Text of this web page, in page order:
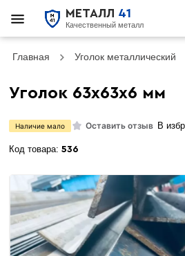
МЕТАЛЛ 41
Качественный металл
Главная Уголок металлический
Уголок 63х63х6 мм
Наличие мало Оставить отзыв В
Код товара: 536